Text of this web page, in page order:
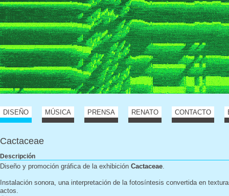
DISEÑO MÚSICA PRENSA RENATO CONTACTO
Cactaceae
Descripción
Diseño y promoción gráfica de la exhibición Cactaceae.
Instalación sonora, una interpretación de la fotosíntesis convertida en
actos.